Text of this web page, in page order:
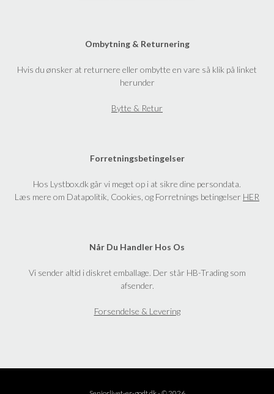
Ombytning & Returnering
Hvis du ønsker at returnere eller ombytte en vare så klik på linket
herunder
Bytte & Retur
Forretningsbetingelser
Hos Lystbox.dk går vi meget op i at sikre dine persondata.
Læs mere om Datapolitik, Cookies, og Forretnings betingelser HER
Når Du Handler Hos Os
Vi sender altid i diskret emballage. Der står HB-Trading som
afsender.
Forsendelse & Levering